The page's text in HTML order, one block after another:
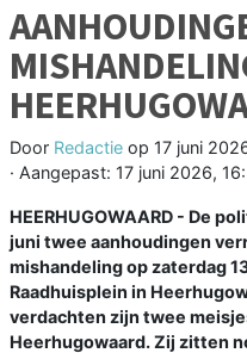
Door Redactie op 17 juni
· Aangepast: 17 juni 2026,
HEERHUGOWAARD - De
juni twee aanhoudingen
mishandeling op zaterdag
Raadhuisplein in
verdachten zijn twee
Heerhugowaard. Zij zitten